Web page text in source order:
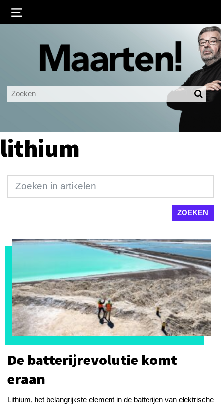
Ingelogd blijven
LOGIN
lithium
De batterijrevolutie komt
eraan
Lithium, het belangrijkste element in de batterijen van elektrische